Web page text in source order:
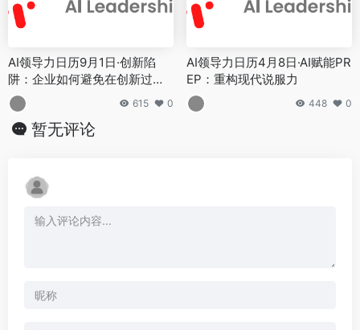
AI领导力日历9月1日·创新陷
阱：企业如何避免在创新过程
中自我设限
615 0
AI领导力日历4月8日·AI赋能PR
EP：重构现代说服力
448 0
暂无评论